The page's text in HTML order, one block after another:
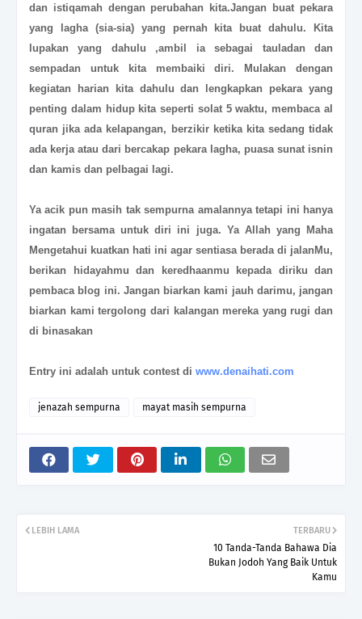
dan istiqamah dengan perubahan kita.Jangan buat pekara
yang lagha (sia-sia) yang pernah kita buat dahulu. Kita
lupakan yang dahulu ,ambil ia sebagai tauladan dan
sempadan untuk kita membaiki diri. Mulakan dengan
kegiatan harian kita dahulu dan lengkapkan pekara yang
penting dalam hidup kita seperti solat 5 waktu, membaca al
quran jika ada kelapangan, berzikir ketika kita sedang tidak
ada kerja atau dari bercakap pekara lagha, puasa sunat isnin
dan kamis dan pelbagai lagi.
Ya acik pun masih tak sempurna amalannya tetapi ini hanya
ingatan bersama untuk diri ini juga. Ya Allah yang Maha
Mengetahui kuatkan hati ini agar sentiasa berada di jalanMu,
berikan hidayahmu dan keredhaanmu kepada diriku dan
pembaca blog ini. Jangan biarkan kami jauh darimu, jangan
biarkan kami tergolong dari kalangan mereka yang rugi dan
di binasakan
Entry ini adalah untuk contest di www.denaihati.com
jenazah sempurna mayat masih sempurna
TERBARU
10 Tanda-Tanda Bahawa Dia
Bukan Jodoh Yang Baik Untuk
Kamu
LEBIH LAMA